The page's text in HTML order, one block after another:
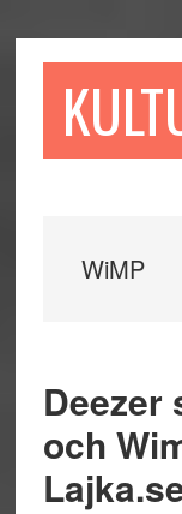
till
till
sidofältet
till
WiMP
Deezer
och